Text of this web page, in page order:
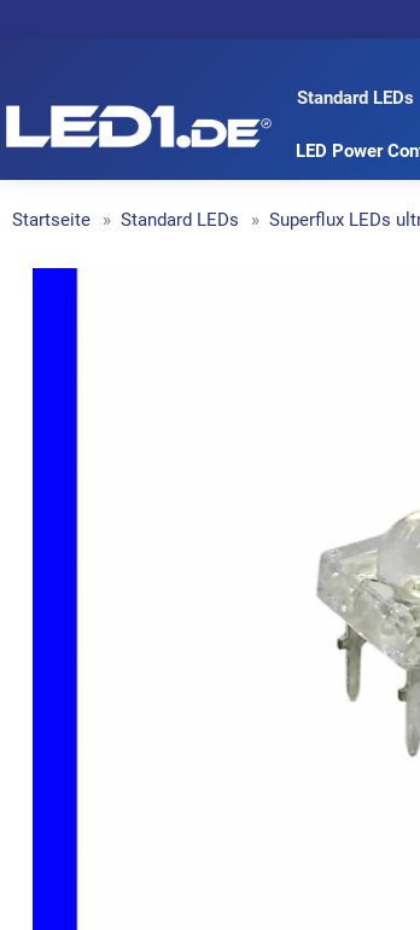
LED1.de® -
Standard LEDs
LED Power
Startseite Standard LEDs Superflux LEDs